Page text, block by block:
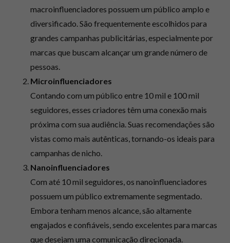
macroinfluenciadores possuem um público amplo e
diversificado. São frequentemente escolhidos para
grandes campanhas publicitárias, especialmente por
marcas que buscam alcançar um grande número de
pessoas.
Microinfluenciadores
Contando com um público entre 10 mil e 100 mil
seguidores, esses criadores têm uma conexão mais
próxima com sua audiência. Suas recomendações são
vistas como mais autênticas, tornando-os ideais para
campanhas de nicho.
Nanoinfluenciadores
Com até 10 mil seguidores, os nanoinfluenciadores
possuem um público extremamente segmentado.
Embora tenham menos alcance, são altamente
engajados e confiáveis, sendo excelentes para marcas
que desejam uma comunicação direcionada.